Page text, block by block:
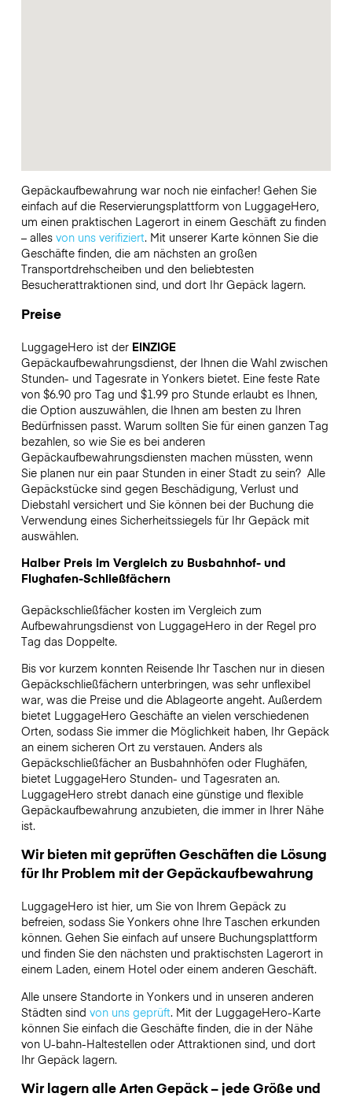
Gepäckaufbewahrung war noch nie einfacher! Gehen Sie
einfach auf die Reservierungsplattform von LuggageHero,
um einen praktischen Lagerort in einem Geschäft zu finden
– alles von uns verifiziert. Mit unserer Karte können Sie die
Geschäfte finden, die am nächsten an großen
Transportdrehscheiben und den beliebtesten
Besucherattraktionen sind, und dort Ihr Gepäck lagern.
Preise
LuggageHero ist der EINZIGE
Gepäckaufbewahrungsdienst, der Ihnen die Wahl zwischen
Stunden- und Tagesrate in Yonkers bietet. Eine feste Rate
von $6.90 pro Tag und $1.99 pro Stunde erlaubt es Ihnen,
die Option auszuwählen, die Ihnen am besten zu Ihren
Bedürfnissen passt. Warum sollten Sie für einen ganzen Tag
bezahlen, so wie Sie es bei anderen
Gepäckaufbewahrungsdiensten machen müssten, wenn
Sie planen nur ein paar Stunden in einer Stadt zu sein? Alle
Gepäckstücke sind gegen Beschädigung, Verlust und
Diebstahl versichert und Sie können bei der Buchung die
Verwendung eines Sicherheitssiegels für Ihr Gepäck mit
auswählen.
Halber Preis im Vergleich zu Busbahnhof- und
Flughafen-Schließfächern
Gepäckschließfächer kosten im Vergleich zum
Aufbewahrungsdienst von LuggageHero in der Regel pro
Tag das Doppelte.
Bis vor kurzem konnten Reisende Ihr Taschen nur in diesen
Gepäckschließfächern unterbringen, was sehr unflexibel
war, was die Preise und die Ablageorte angeht. Außerdem
bietet LuggageHero Geschäfte an vielen verschiedenen
Orten, sodass Sie immer die Möglichkeit haben, Ihr Gepäck
an einem sicheren Ort zu verstauen. Anders als
Gepäckschließfächer an Busbahnhöfen oder Flughäfen,
bietet LuggageHero Stunden- und Tagesraten an.
LuggageHero strebt danach eine günstige und flexible
Gepäckaufbewahrung anzubieten, die immer in Ihrer Nähe
ist.
Wir bieten mit geprüften Geschäften die Lösung
für Ihr Problem mit der Gepäckaufbewahrung
LuggageHero ist hier, um Sie von Ihrem Gepäck zu
befreien, sodass Sie Yonkers ohne Ihre Taschen erkunden
können. Gehen Sie einfach auf unsere Buchungsplattform
und finden Sie den nächsten und praktischsten Lagerort in
einem Laden, einem Hotel oder einem anderen Geschäft.
Alle unsere Standorte in Yonkers und in unseren anderen
Städten sind von uns geprüft. Mit der LuggageHero-Karte
können Sie einfach die Geschäfte finden, die in der Nähe
von U-bahn-Haltestellen oder Attraktionen sind, und dort
Ihr Gepäck lagern.
Wir lagern alle Arten Gepäck – jede Größe und